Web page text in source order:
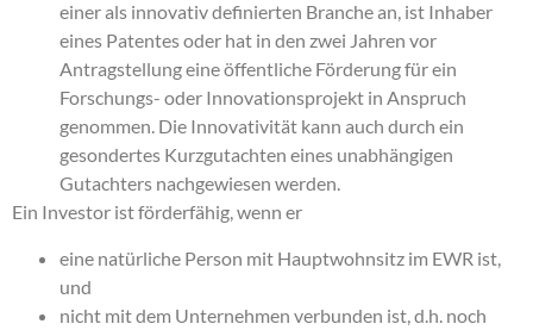
einer als innovativ definierten Branche an, ist Inhaber
eines Patentes oder hat in den zwei Jahren vor
Antragstellung eine öffentliche Förderung für ein
Forschungs- oder Innovationsprojekt in Anspruch
genommen. Die Innovativität kann auch durch ein
gesondertes Kurzgutachten eines unabhängigen
Gutachters nachgewiesen werden.
Ein Investor ist förderfähig, wenn er
eine natürliche Person mit Hauptwohnsitz im EWR ist,
und
nicht mit dem Unternehmen verbunden ist, d.h. noch